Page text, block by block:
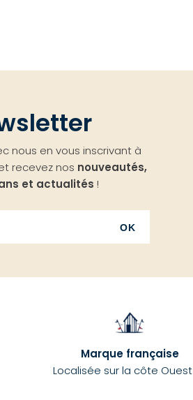
nous en vous inscrivant à
recevez nos nouveautés,
et actualités !
OK
Marque française
Localisée sur la côte Ouest